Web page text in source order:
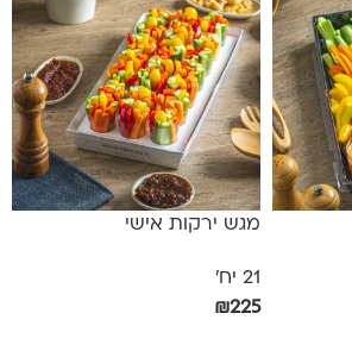
מגש ירקות אישי
21 יח'
₪225